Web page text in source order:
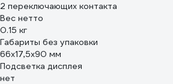
2 переключающих контакта
Вес нетто
0.15 кг
Габариты без упаковки
66х17,5х90 мм
Подсветка дисплея
нет